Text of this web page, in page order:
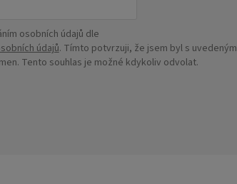
osobních údajů dle
údajů. Tímto potvrzuji, že jsem byl s uvedeným
Tento souhlas je možné kdykoliv odvolat.